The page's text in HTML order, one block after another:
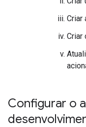
Criar
Criar
Configurar o